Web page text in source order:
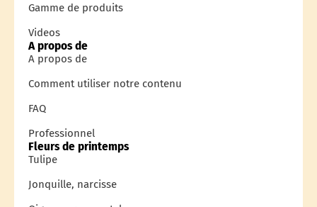
Gamme de produits
Videos
A propos de
A propos de
Comment utiliser notre contenu
FAQ
Professionnel
Fleurs de printemps
Tulipe
Jonquille, narcisse